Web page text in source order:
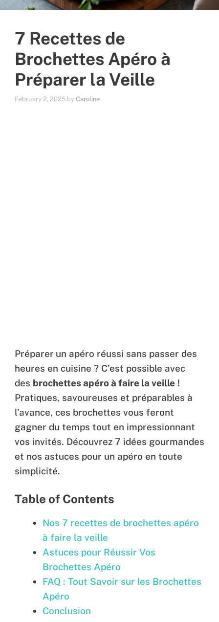
7 Recettes de
Brochettes Apéro à
Préparer la Veille
February 2, 2025 by Caroline
Préparer un apéro réussi sans passer des
heures en cuisine ? C’est possible avec
des brochettes apéro à faire la veille !
Pratiques, savoureuses et préparables à
l’avance, ces brochettes vous feront
gagner du temps tout en impressionnant
vos invités. Découvrez 7 idées gourmandes
et nos astuces pour un apéro en toute
simplicité.
Table of Contents
Nos 7 recettes de brochettes apéro
à faire la veille
Astuces pour Réussir Vos
Brochettes Apéro
FAQ : Tout Savoir sur les Brochettes
Apéro
Conclusion